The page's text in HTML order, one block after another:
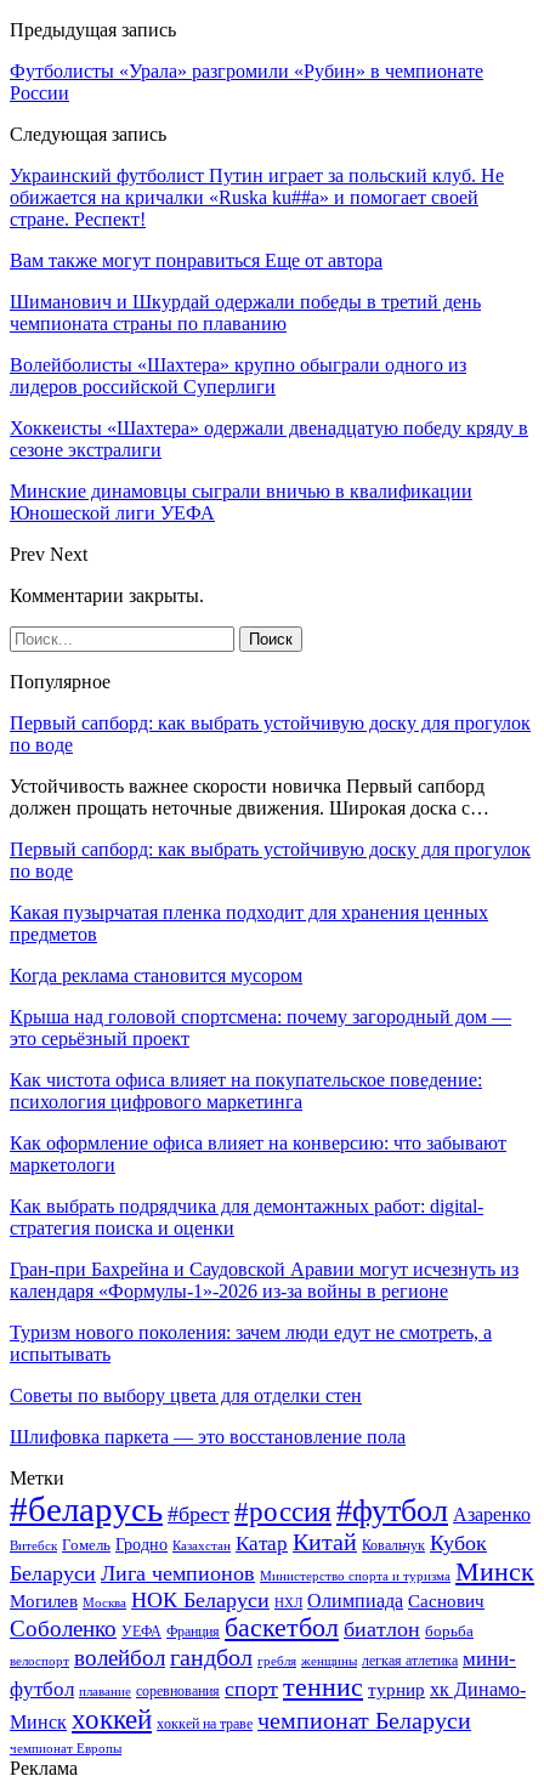
Предыдущая запись
Футболисты «Урала» разгромили «Рубин» в чемпионате
России
Следующая запись
Украинский футболист Путин играет за польский клуб. Не
обижается на кричалки «Ruska ku##a» и помогает своей
стране. Респект!
Вам также могут понравиться Еще от автора
Шиманович и Шкурдай одержали победы в третий день
чемпионата страны по плаванию
Волейболисты «Шахтера» крупно обыграли одного из
лидеров российской Суперлиги
Хоккеисты «Шахтера» одержали двенадцатую победу кряду в
сезоне экстралиги
Минские динамовцы сыграли вничью в квалификации
Юношеской лиги УЕФА
Prev Next
Комментарии закрыты.
Популярное
Первый сапборд: как выбрать устойчивую доску для прогулок
по воде
Устойчивость важнее скорости новичка Первый сапборд
должен прощать неточные движения. Широкая доска с…
Первый сапборд: как выбрать устойчивую доску для прогулок
по воде
Какая пузырчатая пленка подходит для хранения ценных
предметов
Когда реклама становится мусором
Крыша над головой спортсмена: почему загородный дом —
это серьёзный проект
Как чистота офиса влияет на покупательское поведение:
психология цифрового маркетинга
Как оформление офиса влияет на конверсию: что забывают
маркетологи
Как выбрать подрядчика для демонтажных работ: digital-
стратегия поиска и оценки
Гран-при Бахрейна и Саудовской Аравии могут исчезнуть из
календаря «Формулы-1»-2026 из-за войны в регионе
Туризм нового поколения: зачем люди едут не смотреть, а
испытывать
Советы по выбору цвета для отделки стен
Шлифовка паркета — это восстановление пола
Метки
#беларусь #брест #россия#футбол Азаренко
Витебск Гомель Гродно Казахстан Катар Китай Ковальчук Кубок
Беларуси Лига чемпионов Министерство спорта и туризма Минск
Могилев Москва НОК Беларуси НХЛ Олимпиада Саснович
Соболенко УЕФА Франция баскетбол биатлон борьба
велоспорт волейболгандбол гребля женщины легкая атлетика мини-
футбол плавание соревнования спорт теннис турнир хк Динамо-
Минск хоккей хоккей на траве чемпионат Беларуси
чемпионат Европы
Реклама